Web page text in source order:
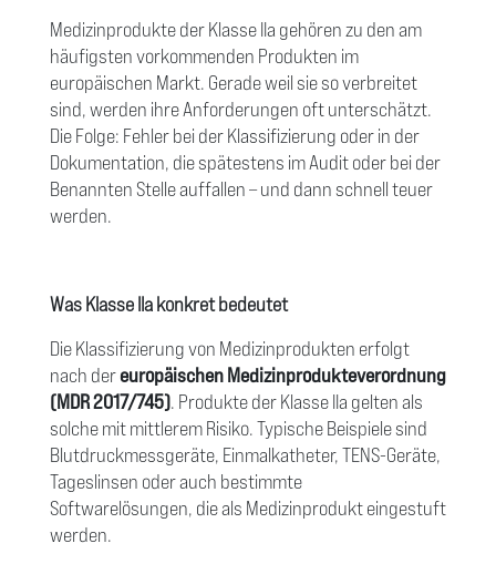
Medizinprodukte der Klasse IIa gehören zu den am
häufigsten vorkommenden Produkten im
europäischen Markt. Gerade weil sie so verbreitet
sind, werden ihre Anforderungen oft unterschätzt.
Die Folge: Fehler bei der Klassifizierung oder in der
Dokumentation, die spätestens im Audit oder bei der
Benannten Stelle auffallen – und dann schnell teuer
werden.
Was Klasse IIa konkret bedeutet
Die Klassifizierung von Medizinprodukten erfolgt
nach dereuropäischen Medizinprodukteverordnung
(MDR 2017/745). Produkte der Klasse IIa gelten als
solche mit mittlerem Risiko. Typische Beispiele sind
Blutdruckmessgeräte, Einmalkatheter, TENS-Geräte,
Tageslinsen oder auch bestimmte
Softwarelösungen, die als Medizinprodukt eingestuft
werden.